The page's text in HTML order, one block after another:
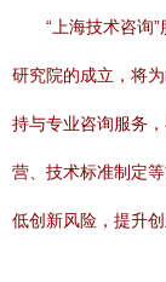
“上海技术咨询
研究院的成立，将
持与专业咨询服务
营、技术标准制定
低创新风险，提升创